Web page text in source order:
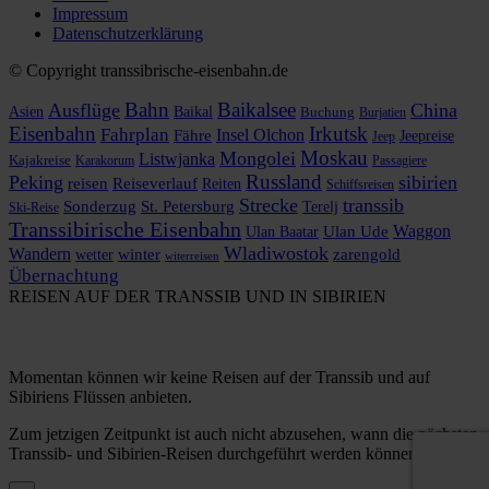
Impressum
Datenschutzerklärung
© Copyright transsibrische-eisenbahn.de
Asien Ausflüge Bahn Baikal Baikalsee Buchung Burjatien China
Eisenbahn Fahrplan Fähre Insel Olchon Irkutsk Jeep Jeepreise
Kajakreise Karakorum Listwjanka Mongolei Moskau Passagiere
Peking reisen Reiseverlauf Reiten Russland Schiffsreisen sibirien
Ski-Reise Sonderzug St. Petersburg Strecke Terelj transsib
Transsibirische Eisenbahn Ulan Baatar Ulan Ude Waggon
Wandern wetter winter witerreisen Wladiwostok zarengold
Übernachtung
REISEN AUF DER TRANSSIB UND IN SIBIRIEN
Momentan können wir keine Reisen auf der Transsib und auf
Sibiriens Flüssen anbieten.
Zum jetzigen Zeitpunkt ist auch nicht abzusehen, wann die nächsten
Transsib- und Sibirien-Reisen durchgeführt werden können.